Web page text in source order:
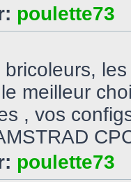
poulette73
meilleur
, vos
poulette73